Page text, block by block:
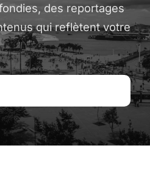
des reportages
qui reflètent votre